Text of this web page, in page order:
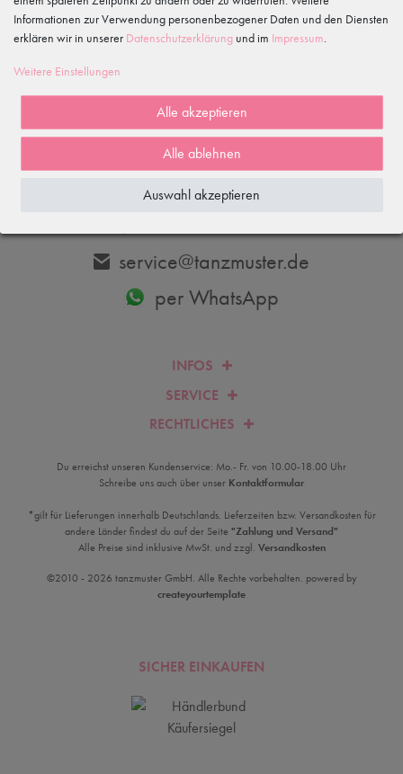
Meine Einwilligung kann ich jederzeit widerrufen.
INFOS
SERVICE
RECHTLICHES
DU HAST FRAGEN? WIR HELFEN DIR GERNE WEITER.
service@tanzmuster.de
per WhatsApp
Du erreichst unseren Kundenservice: Mo.- Fr. von 10.00-18.00 Uhr
Schreibe uns auch über unser Kontaktformular
*gilt für Lieferungen innerhalb Deutschlands. Lieferzeiten bzw. Versandkosten für
andere Länder findest du auf der Seite "Zahlung und Versand"
Alle Preise sind inklusive MwSt. und zzgl. Versandkosten
©2010 - 2026 tanzmuster GmbH. Alle Rechte vorbehalten. powered by
createyourtemplate
SICHER EINKAUFEN
Informationen zur Verwendung personenbezogener Daten und den Diensten
erklären wir in unserer Daten­schutz­erklärung und im Impressum.
Weitere Einstellungen
Alle akzeptieren
Alle ablehnen
Auswahl akzeptieren